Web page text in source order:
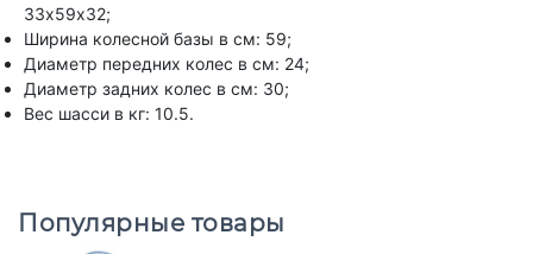
33х59х32;
Ширина колесной базы в см: 59;
Диаметр передних колес в см: 24;
Диаметр задних колес в см: 30;
Вес шасси в кг: 10.5.
Популярные товары